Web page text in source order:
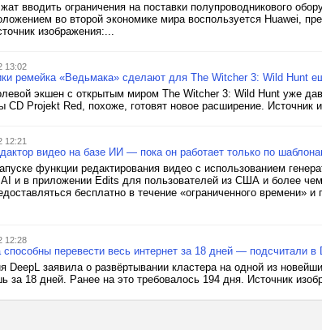
вводить ограничения на поставки полупроводникового
во второй экономике мира воспользуется Huawei,
изображения:...
13:02
ремейка «Ведьмака» сделают для The Witcher 3: Wild Hunt
экшен с открытым миром The Witcher 3: Wild Hunt уже
CD Projekt Red, похоже, готовят новое расширение. Источник
12:21
видео на базе ИИ — пока он работает только по
функции редактирования видео с использованием
и в приложении Edits для пользователей из США и более
бесплатно в течение «ограниченного времени»
12:28
перевести весь интернет за 18 дней — подсчитали в
DeepL заявила о развёртывании кластера на одной из
за 18 дней. Ранее на это требовалось 194 дня. Источник